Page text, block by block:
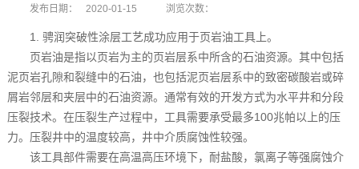
发布日期： 2020-01-15 浏览次数：
1. 骋润突破性涂层工艺成功应用于页岩油工具上。
页岩油是指以页岩为主的页岩层系中所含的石油资源。其中包括
泥页岩孔隙和裂缝中的石油，也包括泥页岩层系中的致密碳酸岩或碎
屑岩邻层和夹层中的石油资源。通常有效的开发方式为水平井和分段
压裂技术。在压裂生产过程中，工具需要承受最多100兆帕以上的压
力。压裂井中的温度较高，井中介质腐蚀性较强。
该工具部件需要在高温高压环境下，耐盐酸，氯离子等强腐蚀介